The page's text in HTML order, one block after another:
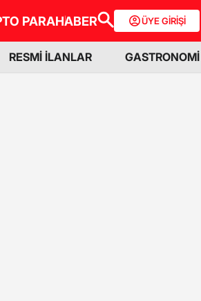
PARAHABER ÜYE GİRİŞİ
RESMİ İLANLAR GASTRONOMİ